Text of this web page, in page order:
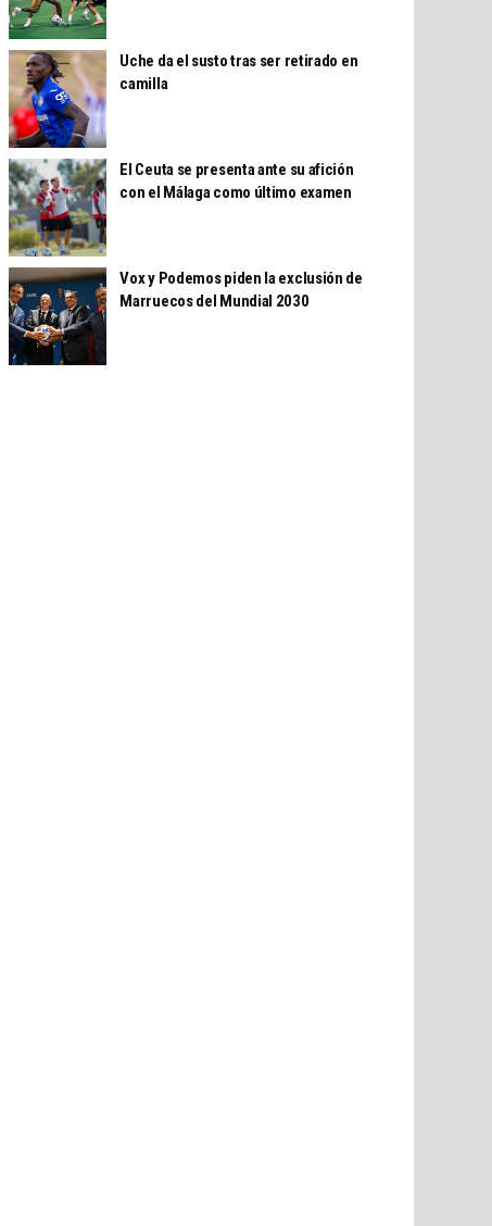
Uche da el susto tras ser retirado en
camilla
El Ceuta se presenta ante su afición
con el Málaga como último examen
Vox y Podemos piden la exclusión de
Marruecos del Mundial 2030